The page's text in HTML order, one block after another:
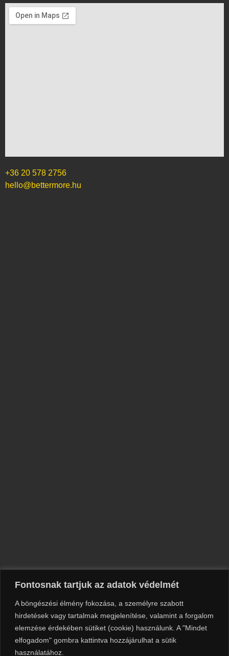
Fontosnak tartjuk az adatok védelmét
A böngészési élmény fokozása, a személyre szabott
hirdetések vagy tartalmak megjelenítése, valamint a forgalom
elemzése érdekében sütiket (cookie) használunk. A "Mindet
elfogadom" gombra kattintva hozzájárulhat a sütik
használatához.
+36 20 578 2756
hello@bettermore.hu